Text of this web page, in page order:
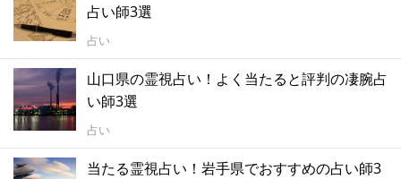
占い師3選
占い
山口県の霊視占い！よく当たると評判の凄腕占
い師3選
占い
当たる霊視占い！岩手県でおすすめの占い師3